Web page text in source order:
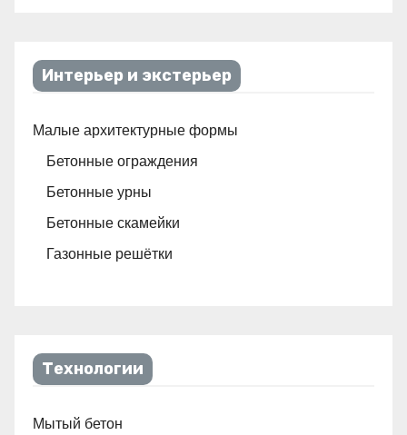
Интерьер и экстерьер
Малые архитектурные формы
Бетонные ограждения
Бетонные урны
Бетонные скамейки
Газонные решётки
Технологии
Мытый бетон